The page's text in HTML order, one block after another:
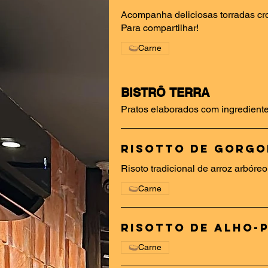
Acompanha deliciosas torradas
Para compartilhar!
Carne
BISTRÔ TERRA
Pratos elaborados com
Risotto de
Risoto tradicional de arroz
Carne
Risotto de Alho-
Carne